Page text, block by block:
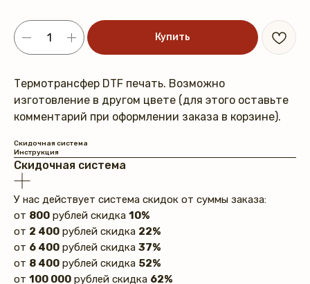
Купить
Термотрансфер DTF печать. Возможно
изготовление в другом цвете (для этого оставьте
комментарий при оформлении заказа в корзине).
Скидочная система
Инструкция
Скидочная система
У нас действует система скидок от суммы заказа:
от 800 рублей скидка 10%
от 2 400 рублей скидка 22%
от 6 400 рублей скидка 37%
от 8 400 рублей скидка 52%
от 100 000 рублей скидка 62%